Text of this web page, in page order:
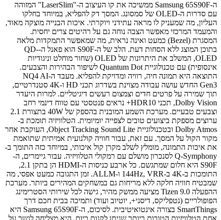
ה-Samsung 65S90F ממשיכה את קו העיצוב ה-"LaserSlim" המזוהה
עם סדרות ה-OLED של סמסונג. המסך דק להפליא, במיוחד בחלקו
העליון, מה שמעניק לו מראה עתידני ויוקרתי. איכות הבנייה מוצקה מאוד,
והמעמד המרכזי מאפשר הצבה נוחה גם על רהיטים צרים יחסית.
המסגרת (Bezel) כמעט ואינה נראית, מה שמאפשר התמקדות מלאה
בתוכן המוצג ללא הסחות דעת. הלב של ה-S90F הוא פאנל ה-QD-
OLED, המשלב את היתרונות של OLED (שחור מוחלט וניגודיות
אינסופית) עם טכנולוגיית Quantum Dot לשיפור הבהירות והצבעים.
התוצאה היא תמונה חיה, רוויה ומדויקת להפליא. מעבד ה-NQ4 AI
Gen3 החדש עושה עבודה מצוינת בשדרוג תכני HD ו-4K סטנדרטיים,
תוך שמירה על פרטים חדים וצמצום רעשים דיגיטליים. למרות היעדר
Dolby Vision, תכני HDR10+ נראים פנטסטי עם טווח דינמי רחב
וצבעים טבעיים. מערכת השמע המובנית בהספק של 40W בתצורת 2.1
ערוצים מספקת ביצועים טובים לצפייה יומיומית. הטלוויזיה תומכת ב-
Dolby Atmos ובטכנולוגיית Object Tracking Sound Lite, העוקבת אחר
מקור הקול על המסך. עם זאת, עבור חוויה קולנועית אמיתית שתואמת
את איכות התמונה, מומלץ לשלב מקרן קול איכותי, במיוחד כזה התומך ב-
Q-Symphony לסנכרון מושלם עם רמקולי הטלוויזיה. עבור גיימרים, ה-
S90F היא חלום שמתגשם. כל ארבע כניסות ה-HDMI הן בתקן 2.1,
התומכות ב-4K ב-144Hz, VRR ו-ALLM. זמן התגובה כמעט אפסי, מה
שמבטיח חוויה חלקה ללא מריחות גם במשחקים המהירים ביותר. מערכת
ההפעלה Tizen 9.0 מציעה ממשק מהיר, גישה לכל שירותי הסטרימינג
הפופולריים (נטפליקס, דיסני+, יוטיוב ועוד) ותמיכה בבית חכם דרך
SmartThings בצורה אינטואיטיבית. לסיכום, ה-Samsung 65S90F היא